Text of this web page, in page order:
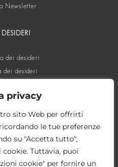
privacy
sito Web per offrirti
le tue preferenze
su "Accetta tutto",
cookie. Tuttavia, puoi
cookie" per fornire un
Newsletter
dei desideri
dei desideri